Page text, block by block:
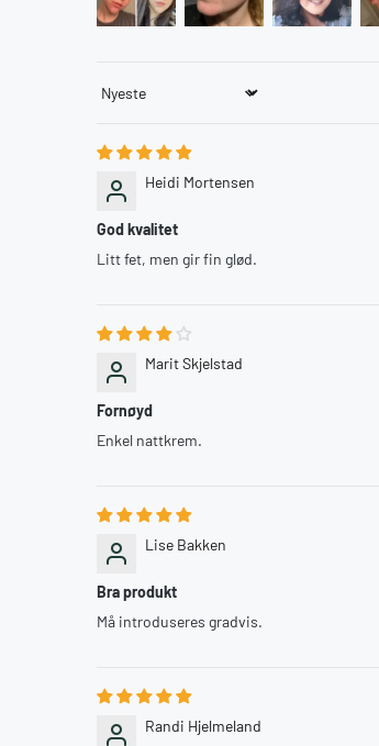
Sort by
Heidi Mortensen
God kvalitet
Litt fet, men gir fin glød.
Marit Skjelstad
Fornøyd
Enkel nattkrem.
Lise Bakken
Bra produkt
Må introduseres gradvis.
Randi Hjelmeland